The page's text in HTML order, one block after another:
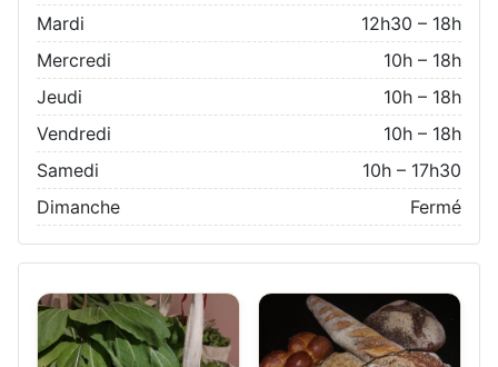
Mardi
12h30 – 18h
Mercredi
10h – 18h
Jeudi
10h – 18h
Vendredi
10h – 18h
Samedi
10h – 17h30
Dimanche
Fermé